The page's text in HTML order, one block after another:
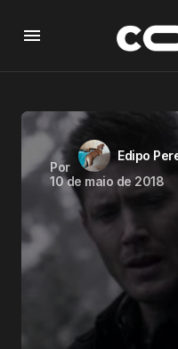
Por
Edipo
10 de maio de 2018